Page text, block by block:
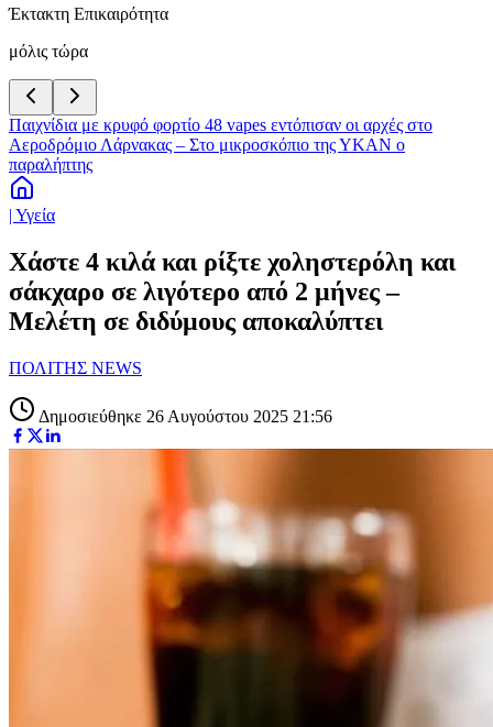
Έκτακτη Επικαιρότητα
μόλις τώρα
Παιχνίδια με κρυφό φορτίο 48 vapes εντόπισαν οι αρχές στο
Αεροδρόμιο Λάρνακας – Στο μικροσκόπιο της ΥΚΑΝ ο
παραλήπτης
| Υγεία
Χάστε 4 κιλά και ρίξτε χοληστερόλη και
σάκχαρο σε λιγότερο από 2 μήνες –
Μελέτη σε διδύμους αποκαλύπτει
ΠΟΛΙΤΗΣ NEWS
Δημοσιεύθηκε 26 Αυγούστου 2025 21:56